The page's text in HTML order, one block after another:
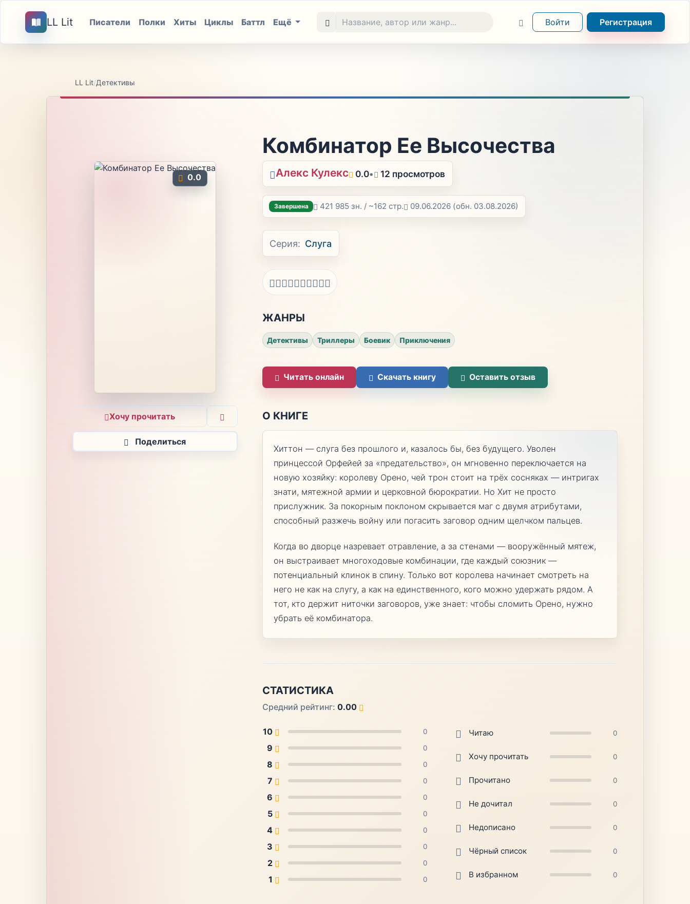
LL Lit Писатели Полки Хиты Циклы Баттл Ещё Войти Регистрация
LL Lit/Детективы
0.0
Хочу прочитать
Поделиться
Комбинатор Ее Высочества
Алекс Кулекс 0.0• 12 просмотров
Завершена 421 985 зн. / ~162 стр. 09.06.2026 (обн. 03.08.2026)
Серия: Слуга
ЖАНРЫ
Детективы Триллеры Боевик Приключения
Читать онлайн Скачать книгу Оставить отзыв
О КНИГЕ
Хиттон — слуга без прошлого и, казалось бы, без будущего. Уволен
принцессой Орфейей за «предательство», он мгновенно переключается на
новую хозяйку: королеву Орено, чей трон стоит на трёх сосняках — интригах
знати, мятежной армии и церковной бюрократии. Но Хит не просто
прислужник. За покорным поклоном скрывается маг с двумя атрибутами,
способный разжечь войну или погасить заговор одним щелчком пальцев.
Когда во дворце назревает отравление, а за стенами — вооружённый мятеж,
он выстраивает многоходовые комбинации, где каждый союзник —
потенциальный клинок в спину. Только вот королева начинает смотреть на
него не как на слугу, а как на единственного, кого можно удержать рядом. А
тот, кто держит ниточки заговоров, уже знает: чтобы сломить Орено, нужно
убрать её комбинатора.
СТАТИСТИКА
Средний рейтинг: 0.00
10 0
9 0
8 0
7 0
6 0
5 0
4 0
3 0
2 0
1 0
Читаю 0
Хочу прочитать 0
Прочитано 0
Не дочитал 0
Недописано 0
Чёрный список 0
В избранном 0